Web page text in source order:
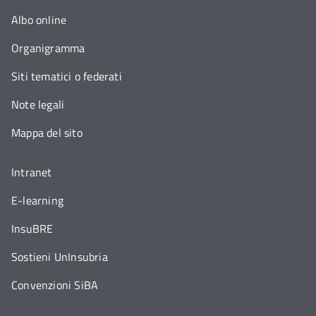
Albo online
Organigramma
Siti tematici o federati
Note legali
Mappa del sito
Intranet
E-learning
InsuBRE
Sostieni UnInsubria
Convenzioni SiBA